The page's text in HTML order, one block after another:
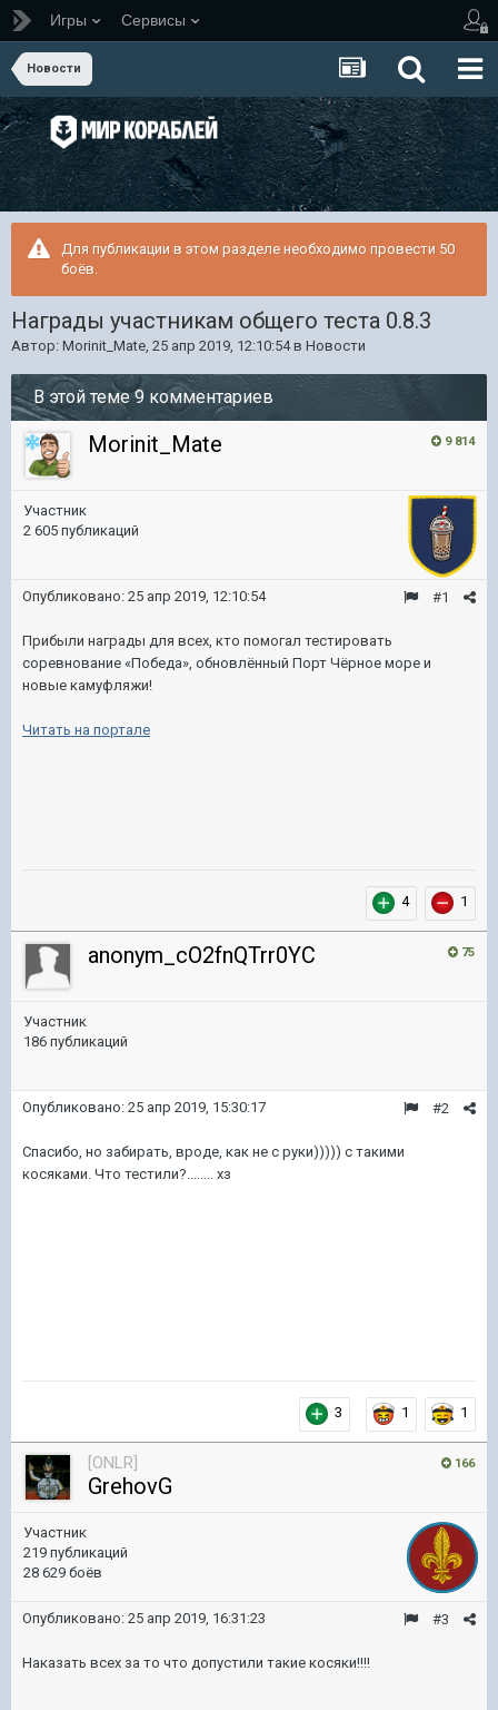
Игры Сервисы
Новости
Для публикации в этом разделе необходимо провести 50
боёв.
Награды участникам общего теста 0.8.3
Автор: Morinit_Mate, 25 апр 2019, 12:10:54в Новости
В этой теме 9 комментариев
9 814
Morinit_Mate
Участник
2 605 публикаций
#1
Опубликовано: 25 апр 2019, 12:10:54
Прибыли награды для всех, кто помогал тестировать
соревнование «Победа», обновлённый Порт Чёрное море и
новые камуфляжи!
Читать на портале
4 1
75
anonym_cO2fnQTrr0YC
Участник
186 публикаций
#2
Опубликовано: 25 апр 2019, 15:30:17
Спасибо, но забирать, вроде, как не с руки))))) с такими
косяками. Что тестили?........ хз
3 1 1
166
[ONLR]
GrehovG
Участник
219 публикаций
28 629 боёв
#3
Опубликовано: 25 апр 2019, 16:31:23
Наказать всех за то что допустили такие косяки!!!!